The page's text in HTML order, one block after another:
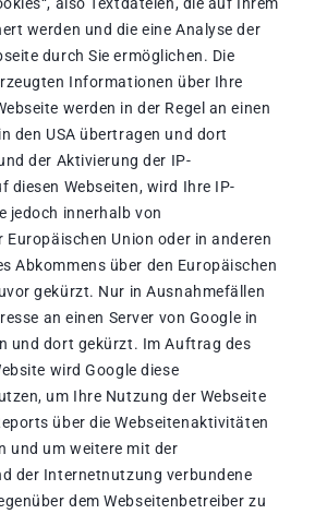
werden und die eine Analyse der
durch Sie ermöglichen. Die
Informationen über Ihre
werden in der Regel an einen
den USA übertragen und dort
der Aktivierung der IP-
diesen Webseiten, wird Ihre IP-
jedoch innerhalb von
Union oder in anderen
Abkommens über den Europäischen
gekürzt. Nur in Ausnahmefällen
an einen Server von Google in
und dort gekürzt. Im Auftrag des
wird Google diese
um Ihre Nutzung der Webseite
über die Webseitenaktivitäten
und um weitere mit der
der Internetnutzung verbundene
dem Webseitenbetreiber zu